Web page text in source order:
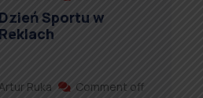
Dzień Sportu w
Reklach
Ruka Comment off